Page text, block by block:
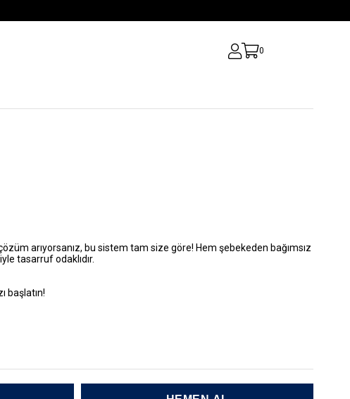
0
arıyorsanız, bu sistem tam size göre! Hem şebekeden bağımsız
tasarruf odaklıdır.
başlatın!